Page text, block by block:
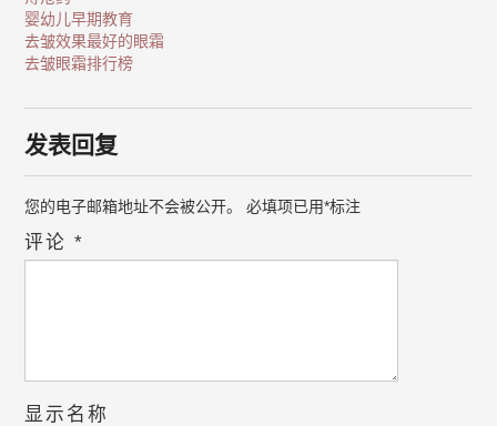
婴幼儿早期教育
去皱效果最好的眼霜
去皱眼霜排行榜
发表回复
您的电子邮箱地址不会被公开。 必填项已用*标注
评论*
显示名称